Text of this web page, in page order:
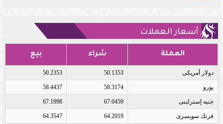
أسعار العملات
العملة شراء بيع
دولار أمريكى 50.1353
50.2353
يورو 58.3174
58.4437
جنيه إسترلينى 67.0459
67.1998
فرنك سويسرى 64.2019
64.3547